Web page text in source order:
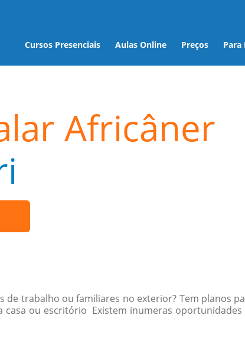
Cursos Presenciais Aulas Online Preços Para
Africâner
de trabalho ou familiares no exterior? Tem planos
casa ou escritório Existem inumeras